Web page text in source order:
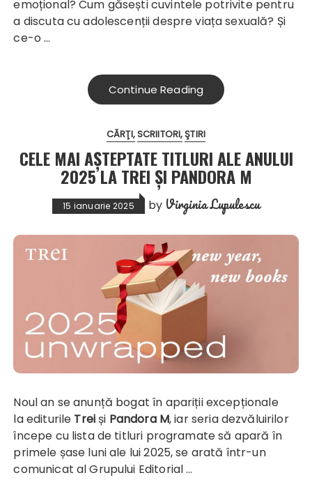
emoțional? Cum găsești cuvintele potrivite pentru
a discuta cu adolescenții despre viața sexuală? Și
ce-o …
Continue Reading
CĂRŢI SCRIITORI ŞTIRI
CELE MAI AȘTEPTATE TITLURI ALE ANULUI
2025 LA TREI ȘI PANDORA M
15 ianuarie 2025 by Virginia Lupulescu
Noul an se anunță bogat în apariții excepționale
la editurile Trei și Pandora M, iar seria dezvăluirilor
începe cu lista de titluri programate să apară în
primele șase luni ale lui 2025, se arată într-un
comunicat al Grupului Editorial …